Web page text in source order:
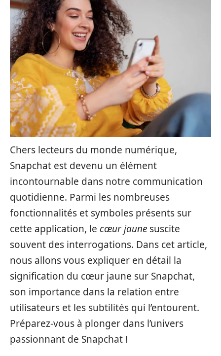
Chers lecteurs du monde numérique,
Snapchat est devenu un élément
incontournable dans notre communication
quotidienne. Parmi les nombreuses
fonctionnalités et symboles présents sur
cette application, le cœur jaune suscite
souvent des interrogations. Dans cet article,
nous allons vous expliquer en détail la
signification du cœur jaune sur Snapchat,
son importance dans la relation entre
utilisateurs et les subtilités qui l’entourent.
Préparez-vous à plonger dans l’univers
passionnant de Snapchat !